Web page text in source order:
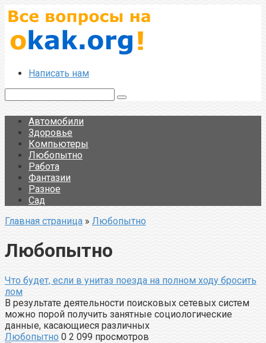
Перейти
к
контенту
Написать нам
Автомобили
Здоровье
Компьютеры
Любопытно
Работа
Фантазии
Разное
Сад
Главная страница » Любопытно
Любопытно
Что будет, если в унитаз поезда на полном ходу бросить
лом
В результате деятельности поисковых сетевых систем
можно порой получить занятные социологические
данные, касающиеся различных
Любопытно 0 2 099 просмотров